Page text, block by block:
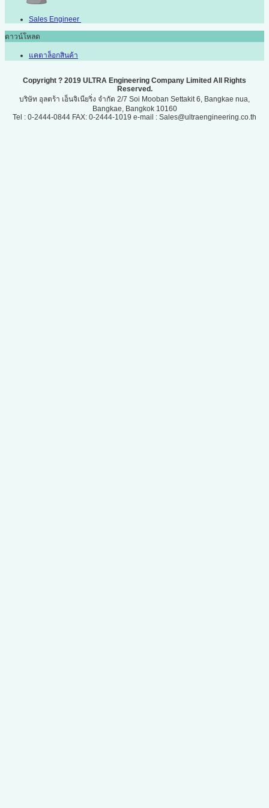
Sales Engineer
ดาวน์โหลด
แคตาล็อกสินค้า
Copyright ? 2019 ULTRA Engineering Company Limited All Rights
Reserved.
บริษัท อุลตร้า เอ็นจิเนียริ่ง จำกัด 2/7 Soi Mooban Settakit 6, Bangkae nua,
Bangkae, Bangkok 10160
Tel : 0-2444-0844 FAX: 0-2444-1019 e-mail : Sales@ultraengineering.co.th